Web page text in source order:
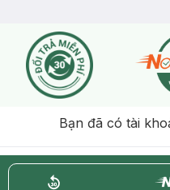
Bạn đã có tài